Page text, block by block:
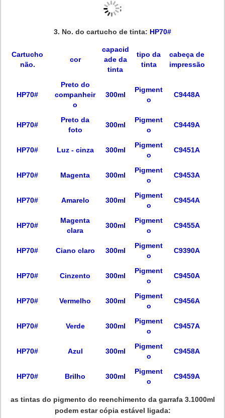
;
3. No. do cartucho de tinta: HP70#
Cartucho
não.
cor
capacid
ade da
tinta
tipo da
tinta
cabeça de
impressão
HP70#
Preto do
companheir
o
300ml
Pigment
o
C9448A
HP70#
Preto da
foto
300ml
Pigment
o
C9449A
HP70# Luz - cinza 300ml
Pigment
o
C9451A
HP70# Magenta 300ml
Pigment
o
C9453A
HP70# Amarelo 300ml
Pigment
o
C9454A
HP70#
Magenta
clara
300ml
Pigment
o
C9455A
HP70# Ciano claro 300ml
Pigment
o
C9390A
HP70# Cinzento 300ml
Pigment
o
C9450A
HP70# Vermelho 300ml
Pigment
o
C9456A
HP70# Verde 300ml
Pigment
o
C9457A
HP70# Azul 300ml
Pigment
o
C9458A
HP70# Brilho 300ml
Pigment
o
C9459A
as tintas do pigmento do reenchimento da garrafa 3.1000ml
podem estar cópia estável ligada: